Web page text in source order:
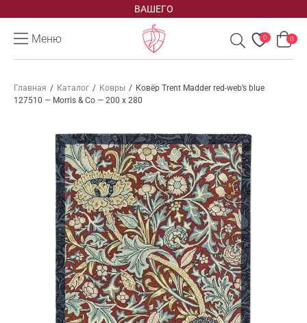
ВАШЕГО
Меню 0 0
Главная / Каталог / Ковры / Ковёр Trent Madder red-web’s blue
127510 — Morris & Co — 200 x 280